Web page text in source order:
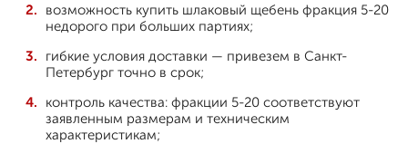
возможность купить шлаковый щебень фракция 5-20
недорого при больших партиях;
гибкие условия доставки — привезем в Санкт-
Петербург точно в срок;
контроль качества: фракции 5-20 соответствуют
заявленным размерам и техническим
характеристикам;